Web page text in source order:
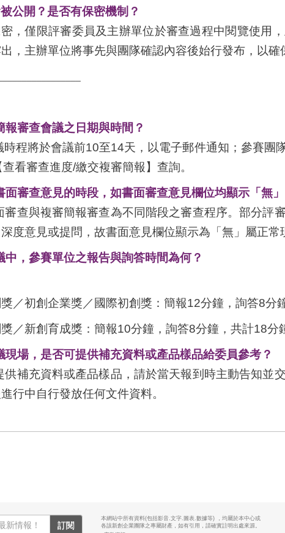
公開？是否有保密機制？
，僅限評審委員及主辦單位於審查過程中閱覽使用
，主辦單位將事先與團隊確認內容後始行發布，以確
報審查會議之日期與時間？
程將於會議前10至14天，以電子郵件通知；參賽團
看審查進度/繳交複審簡報】查詢。
面審查意見的時段，如書面審查意見欄位均顯示「無
查與複審簡報審查為不同階段之審查程序。部分評
度意見或提問，故書面意見欄位顯示為「無」屬正常
中，參賽單位之報告與詢答時間為何？
／初創企業獎／國際初創獎：簡報12分鐘，詢答8分
／新創育成獎：簡報10分鐘，詢答8分鐘，共計18分
場，是否可提供補充資料或產品樣品給委員參考？
補充資料或產品樣品，請於當天報到時主動告知並
行中自行發放任何文件資料。
訂閱
本網站中所有資料(包括影音.文字.圖表.數據等) ，均屬於本中心或
各該新創企業團隊之專屬財產，如有引用，請確實註明出處來源。